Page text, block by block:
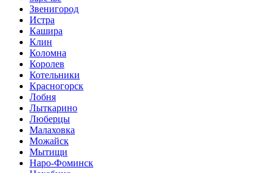
Звенигород
Истра
Кашира
Клин
Коломна
Королев
Котельники
Красногорск
Лобня
Лыткарино
Люберцы
Малаховка
Можайск
Мытищи
Наро-Фоминск